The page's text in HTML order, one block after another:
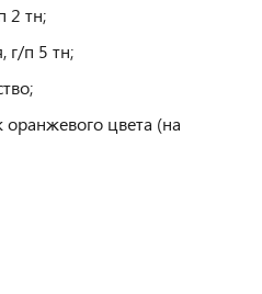
2 тн;
г/п 5 тн;
цвета (на